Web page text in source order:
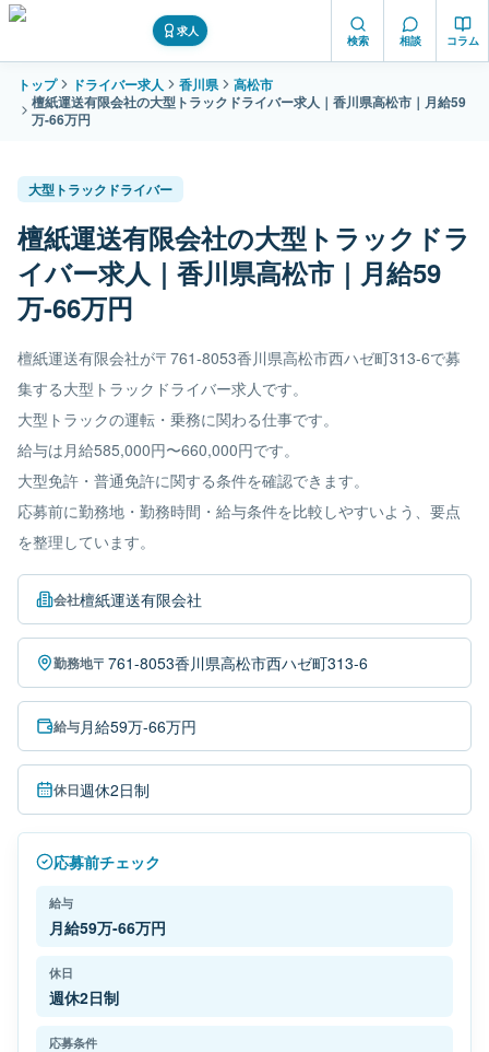
求人
検索 相談 コラム
トップ ドライバー求人 香川県
高松市
檀紙運送有限会社の大型トラックドライバー求人｜香川県高松市｜月給59
万-66万円
大型トラックドライバー
檀紙運送有限会社の大型トラックドラ
イバー求人｜香川県高松市｜月給59
万-66万円
檀紙運送有限会社が〒761-8053香川県高松市西ハゼ町313-6で募
集する大型トラックドライバー求人です。
大型トラックの運転・乗務に関わる仕事です。
給与は月給585,000円〜660,000円です。
大型免許・普通免許に関する条件を確認できます。
応募前に勤務地・勤務時間・給与条件を比較しやすいよう、要点
を整理しています。
会社檀紙運送有限会社
勤務地〒761-8053香川県高松市西ハゼ町313-6
給与月給59万-66万円
休日週休2日制
応募前チェック
給与
月給59万-66万円
休日
週休2日制
応募条件